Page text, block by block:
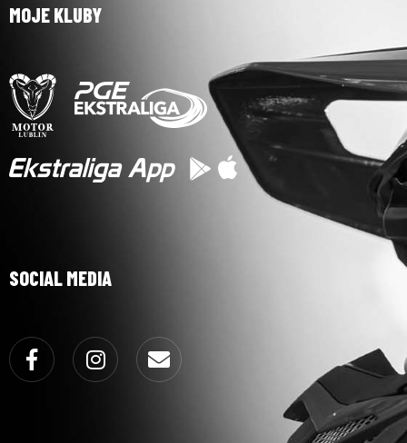
MOJE KLUBY
SOCIAL MEDIA
Facebook Instagram